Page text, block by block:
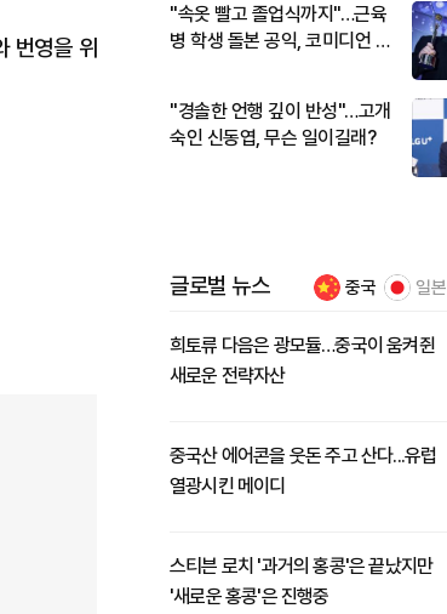
번영을 위
"속옷 빨고 졸업식까지"…근육
병 학생 돌본 공익, 코미디언 김
"경솔한 언행 깊이 반성"…고개
숙인 신동엽, 무슨 일이길래?
글로벌 뉴스 중국 일본
희토류 다음은 광모듈…중국이 움켜쥔
새로운 전략자산
중국산 에어콘을 웃돈 주고 산다...유럽
열광시킨 메이디
스티븐 로치 '과거의 홍콩'은 끝났지만
'새로운 홍콩'은 진행중